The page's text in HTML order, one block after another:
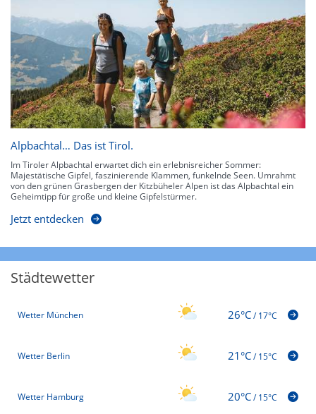
Alpbachtal… Das ist Tirol.
Im Tiroler Alpbachtal erwartet dich ein erlebnisreicher Sommer:
Majestätische Gipfel, faszinierende Klammen, funkelnde Seen. Umrahmt
von den grünen Grasbergen der Kitzbüheler Alpen ist das Alpbachtal ein
Geheimtipp für große und kleine Gipfelstürmer.
Jetzt entdecken
Städtewetter
Wetter München 26°C/17°C
Wetter Berlin 21°C/15°C
Wetter Hamburg 20°C/15°C